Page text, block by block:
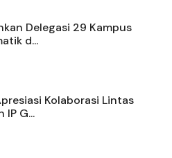
Delegasi 29 Kampus
d...
Kolaborasi Lintas
IP G...